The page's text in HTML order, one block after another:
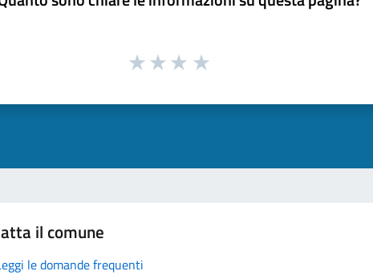
il comune
le domande frequenti